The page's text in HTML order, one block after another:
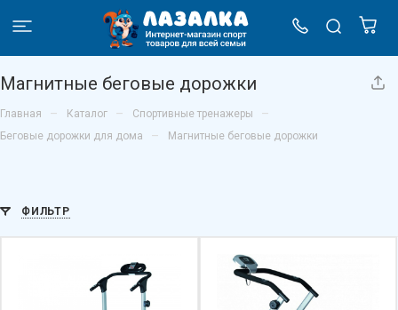
Магнитные беговые дорожки
Главная – Каталог – Спортивные тренажеры –
Беговые дорожки для дома – Магнитные беговые дорожки
ФИЛЬТР